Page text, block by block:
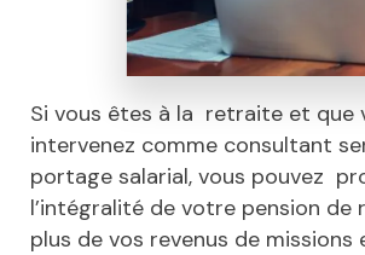
Si vous êtes à la retraite et que
intervenez comme consultant
portage salarial, vous pouvez
l’intégralité de votre pension de
plus de vos revenus de missions